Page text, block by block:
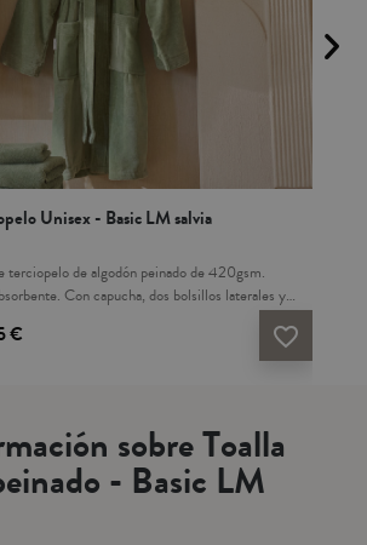
favorite_border
Unisex - Basic LM salvia
terciopelo de algodón peinado de 420gsm.
Con capucha, dos bolsillos laterales y
que se ha eliminado cualquier sustancia
de producción, es seguro para la salud humana.
€
sobre Toalla
- Basic LM